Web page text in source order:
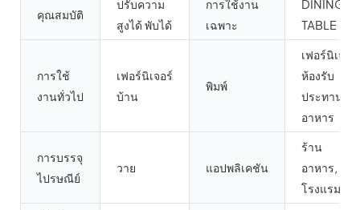
คุณสมบัติ
ปรับความ
สูงได้ พับได้
การใช้งาน
เฉพาะ
DINING
TABLE
การใช้
งานทั่วไป
เฟอร์นิเจอร์
บ้าน
พิมพ์
เฟอร์นิเจอร์
ห้องรับ
ประทาน
อาหาร
การบรรจุ
ไปรษณีย์
วาย แอปพลิเคชัน
ร้าน
อาหาร,
โรงแรม